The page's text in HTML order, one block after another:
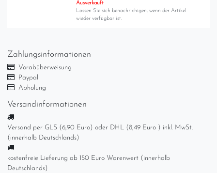
Ausverkauft
Lassen Sie sich benachrichigen, wenn der Artikel
wieder verfügbar ist.
Zahlungsinformationen
Vorabüberweisung
Paypal
Abholung
Versandinformationen
Versand per GLS (6,90 Euro) oder DHL (8,49 Euro ) inkl. MwSt.
(innerhalb Deutschlands)
kostenfreie Lieferung ab 150 Euro Warenwert (innerhalb
Deutschlands)